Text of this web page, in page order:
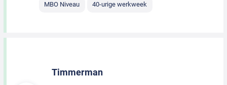
MBO Niveau 40-urige werkweek
Timmerman